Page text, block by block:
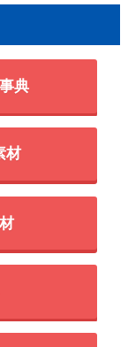
典
材